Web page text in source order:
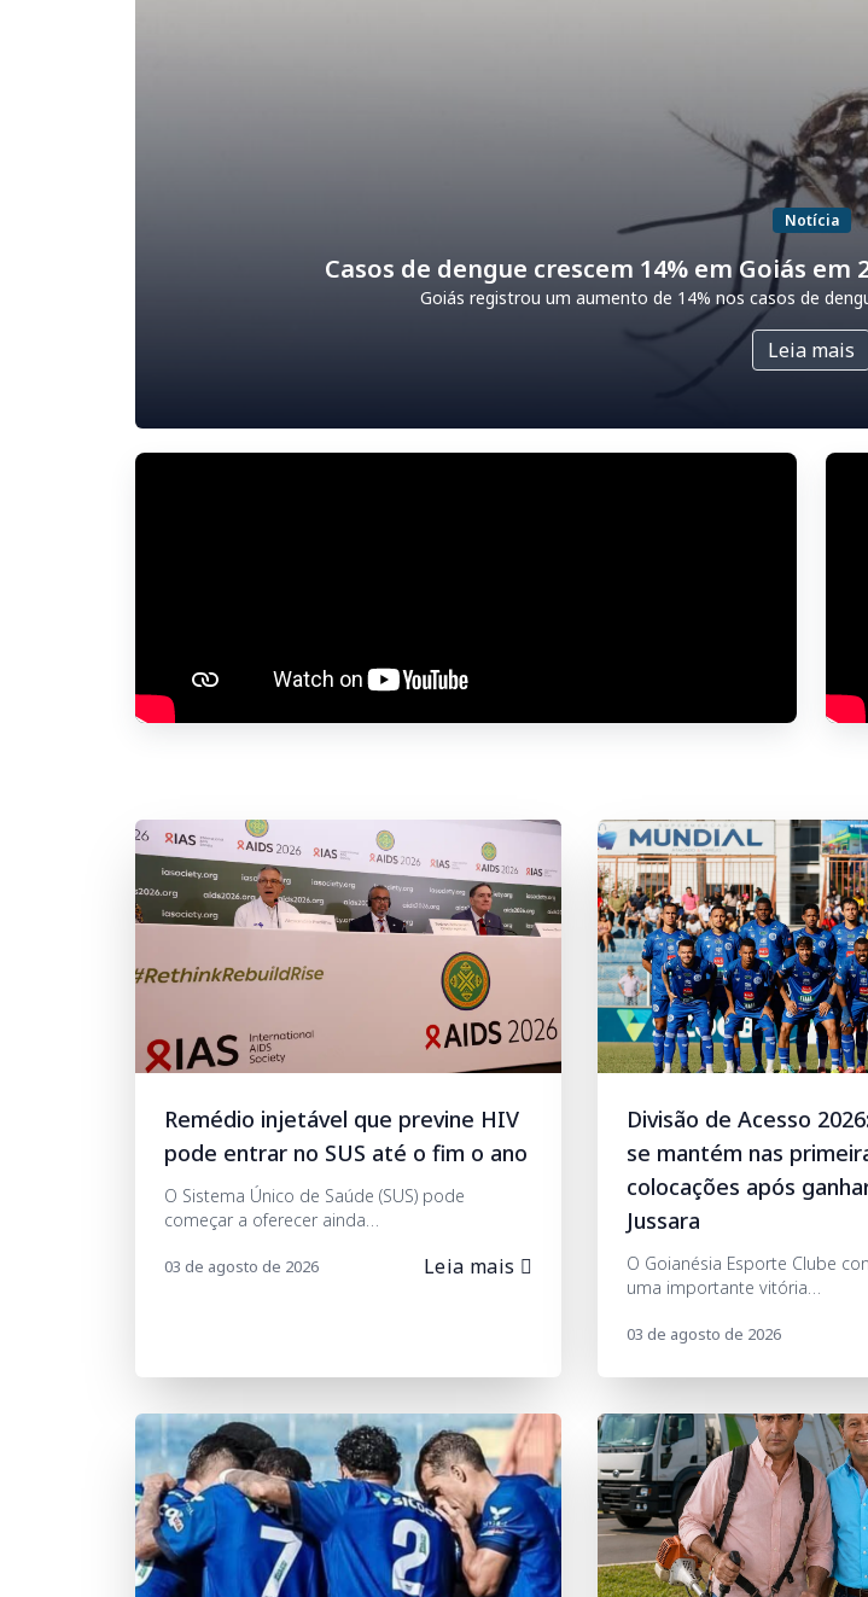
Notícia
Casos de dengue crescem 14% em Goiás
Goiás registrou um aumento de 14% nos casos de
Leia mais
Remédio injetável que previne HIV
pode entrar no SUS até o fim o ano
O Sistema Único de Saúde (SUS) pode
começar a oferecer ainda…
03 de agosto de 2026 Leia mais
Divisão de Acesso
se mantém nas
colocações após
Jussara
O Goianésia Esporte Clube
uma importante vitória…
03 de agosto de 2026